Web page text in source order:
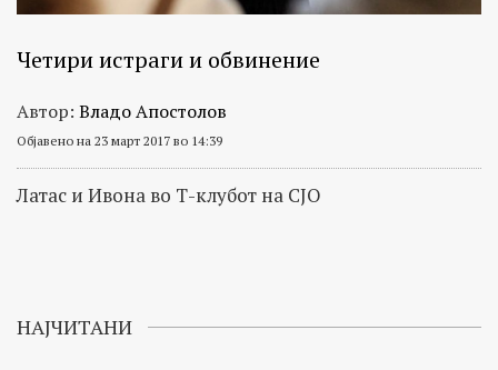
Четири истраги и обвинение
Автор: Владо Апостолов
Објавено на 23 март 2017 во 14:39
Латас и Ивона во Т-клубот на СЈО
НАЈЧИТАНИ